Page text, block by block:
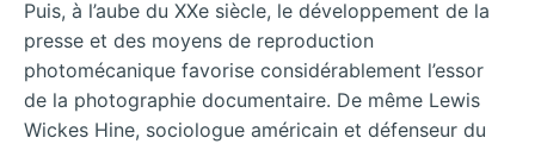
Puis, à l’aube du XXe siècle, le développement de la
presse et des moyens de reproduction
photomécanique favorise considérablement l’essor
de la photographie documentaire. De même Lewis
Wickes Hine, sociologue américain et défenseur du